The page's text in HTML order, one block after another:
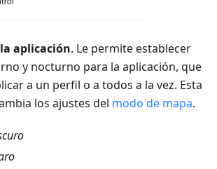
aplicación. Le permite establecer
y nocturno para la aplicación, que
a un perfil o a todos a la vez. Esta
los ajustes del modo de mapa.